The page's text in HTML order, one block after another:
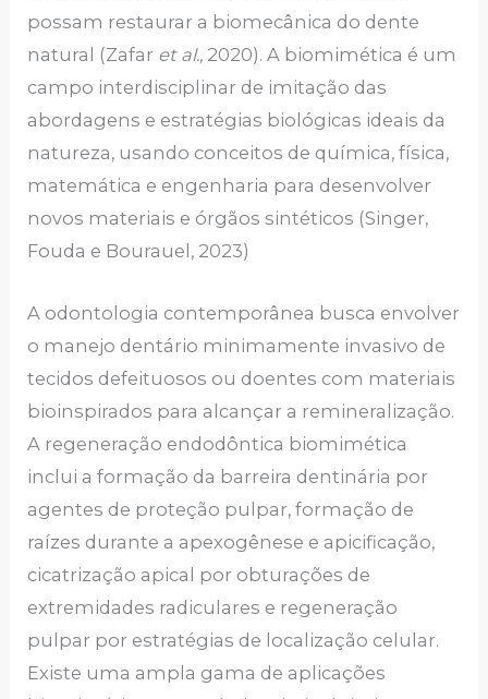
possam restaurar a biomecânica do dente
natural (Zafar et al., 2020). A biomimética é um
campo interdisciplinar de imitação das
abordagens e estratégias biológicas ideais da
natureza, usando conceitos de química, física,
matemática e engenharia para desenvolver
novos materiais e órgãos sintéticos (Singer,
Fouda e Bourauel, 2023)
A odontologia contemporânea busca envolver
o manejo dentário minimamente invasivo de
tecidos defeituosos ou doentes com materiais
bioinspirados para alcançar a remineralização.
A regeneração endodôntica biomimética
inclui a formação da barreira dentinária por
agentes de proteção pulpar, formação de
raízes durante a apexogênese e apicificação,
cicatrização apical por obturações de
extremidades radiculares e regeneração
pulpar por estratégias de localização celular.
Existe uma ampla gama de aplicações